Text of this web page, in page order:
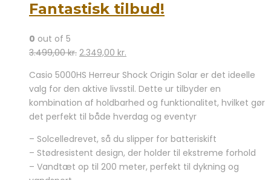
Fantastisk tilbud!
0 out of 5
3.499,00kr. Den
pris
var:
3.499,00 kr..
2.349,00 kr.
pris
er:
2.349,00 kr..
Casio 5000HS Herreur Shock Origin Solar er det ideelle
valg for den aktive livsstil. Dette ur tilbyder en
kombination af holdbarhed og funktionalitet, hvilket gør
det perfekt til både hverdag og eventyr
– Solcelledrevet, så du slipper for batteriskift
– Stødresistent design, der holder til ekstreme forhold
– Vandtæt op til 200 meter, perfekt til dykning og